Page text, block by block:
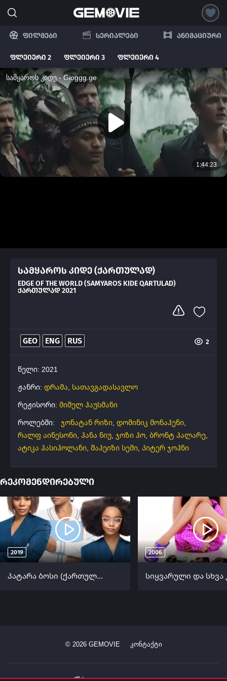
ფილმები სერიალები ანიმაციური
ფლეიერი 2 ფლეიერი 3 ფლეიერი 4
სამყაროს კიდე (ქართულად)
EDGE OF THE WORLD (SAMYAROS KIDE QARTULAD)
ᲥᲐᲠᲗᲣᲚᲐᲓ 2021
GEO ENG RUS 2
წელი: 2021
ჟანრი: დრამა, სათავგადასავლო
რეჟისორი: მიშელ ჰაუსმანი
როლებში:
ჯონატან რიზი, დომინიკ მონაჰენი,
რალფ აინესონი, ჰანა ნიუ, ჯოზი ჰო, ბრონტ პალარე,
ატიკა ჰასიჰოლანი, შაჰეიზი სემი, პიტერ ჯოჰნი
რეკომენდირებული
2019
პატარა ბოსი (ქართულად) / Little (Patara Bosi Qartulad) ქართულად 2019
2006
© 2026GEMOVIE კონტაქტი